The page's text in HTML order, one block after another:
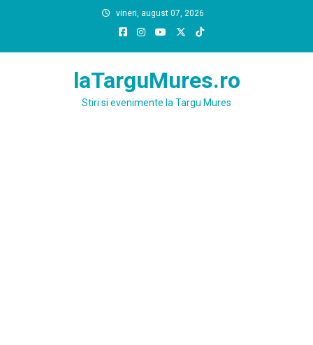
vineri, august 07, 2026
laTarguMures.ro
Stiri si evenimente la Targu Mures